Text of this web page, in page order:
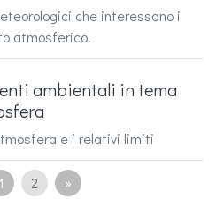
che interessano i
atmosferico.
ambientali in tema
e i relativi limiti
1 2 »